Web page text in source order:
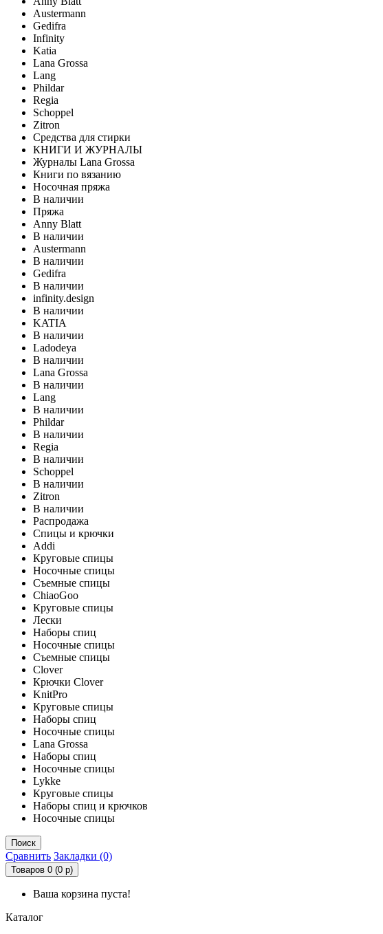
Austermann
Gedifra
Infinity
Katia
Lana Grossa
Lang
Phildar
Regia
Schoppel
Zitron
Средства для стирки
КНИГИ И ЖУРНАЛЫ
Журналы Lana Grossa
Книги по вязанию
Носочная пряжа
В наличии
Пряжа
Anny Blatt
В наличии
Austermann
В наличии
Gedifra
В наличии
infinity.design
В наличии
KATIA
В наличии
Ladodeya
В наличии
Lana Grossa
В наличии
Lang
В наличии
Phildar
В наличии
Regia
В наличии
Schoppel
В наличии
Zitron
В наличии
Распродажа
Спицы и крючки
Addi
Круговые спицы
Носочные спицы
Съемные спицы
ChiaoGoo
Круговые спицы
Лески
Наборы спиц
Носочные спицы
Съемные спицы
Clover
Крючки Clover
KnitPro
Круговые спицы
Наборы спиц
Носочные спицы
Lana Grossa
Наборы спиц
Носочные спицы
Lykke
Круговые спицы
Наборы спиц и крючков
Носочные спицы
Поиск
Сравнить Закладки (0)
Товаров 0 (0 р)
Ваша корзина пуста!
Каталог